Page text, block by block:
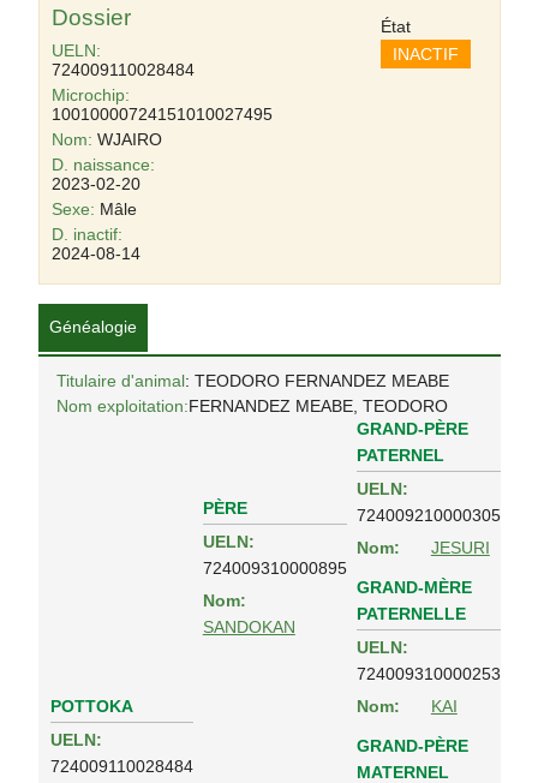
Dossier
UELN:
724009110028484
Microchip:
10010000724151010027495
Nom: WJAIRO
D. naissance:
2023-02-20
Sexe: Mâle
État
INACTIF
D. inactif:
2024-08-14
Généalogie
Titulaire d'animal: TEODORO FERNANDEZ MEABE
Nom exploitation:FERNANDEZ MEABE, TEODORO
POTTOKA
UELN:
724009110028484
PÈRE
UELN:
724009310000895
Nom:
SANDOKAN
GRAND-PÈRE
PATERNEL
UELN:
724009210000305
Nom:
JESURI
GRAND-MÈRE
PATERNELLE
UELN:
724009310000253
Nom:
KAI
GRAND-PÈRE
MATERNEL